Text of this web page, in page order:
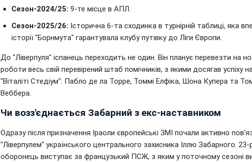
Сезон-2024/25: 9-те місце в АПЛ.
Сезон-2025/26: Історична 6-та сходинка в турнірній таблиці, яка
історії "Борнмута" гарантувала клубу путівку до Ліги Європи.
До "Ліверпуля" іспанець переходить не один. Він планує перевезти на
роботи весь свій перевірений штаб помічників, з якими досягав успіху
"Віталіті Стедіум": Пабло де ла Торре, Томмі Елфіка, Шона Купера та
Веббера.
Чи возз'єднається Забарний з екс-наставником
Одразу після призначення Іраоли європейські ЗМІ почали активно
"Ліверпулем" українського центрального захисника Іллю Забарного. 23-
оборонець виступає за французький ПСЖ, з яким у поточному сезоні